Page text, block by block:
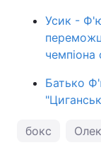
Усик -
чемпіона
Батько
бокс